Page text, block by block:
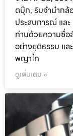
ตบุ๊ก, รับจำนำก
ประสบการณ์ แล
ท่านด้วยความซื่อ
อย่างยุติธรรม แ
พญาไท
ดูเพิ่มเติม »